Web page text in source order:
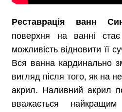
Реставрація ванн
поверхня на ванні
можливість відновити її
Вся ванна кардинально
вигляд після того, як на
акрил. Наливний акрил
вважається